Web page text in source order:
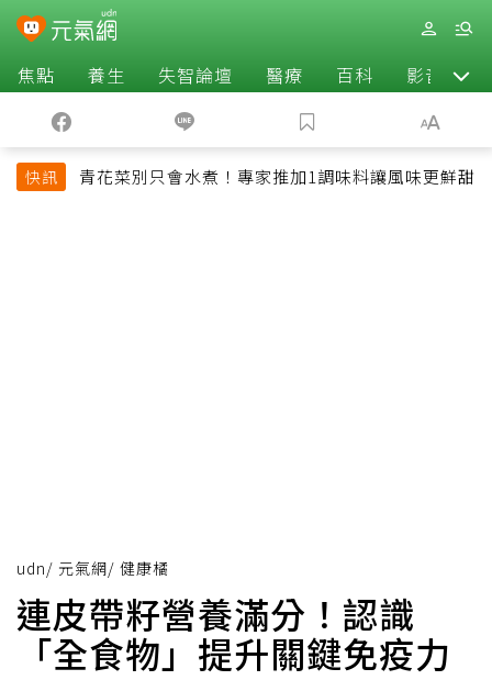
焦點 養生 失智論壇 醫療 百科 影音
快訊 青花菜別只會水煮！專家推加1調味料讓風味更鮮甜
udn/ 元氣網/ 健康橘
連皮帶籽營養滿分！認識
「全食物」提升關鍵免疫力